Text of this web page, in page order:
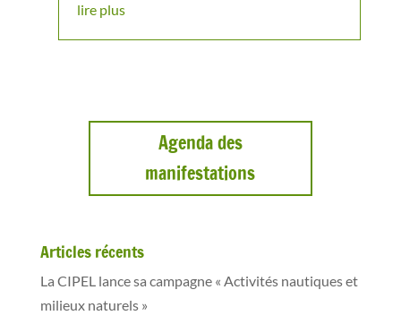
lire plus
Agenda des
manifestations
Articles récents
La CIPEL lance sa campagne « Activités nautiques et
milieux naturels »